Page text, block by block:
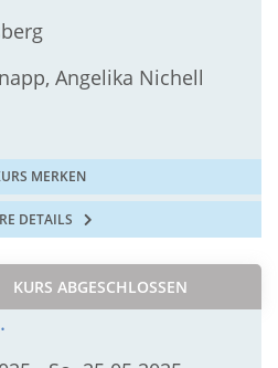
Angelika Nichell
MERKEN
DETAILS
KURS ABGESCHLOSSEN